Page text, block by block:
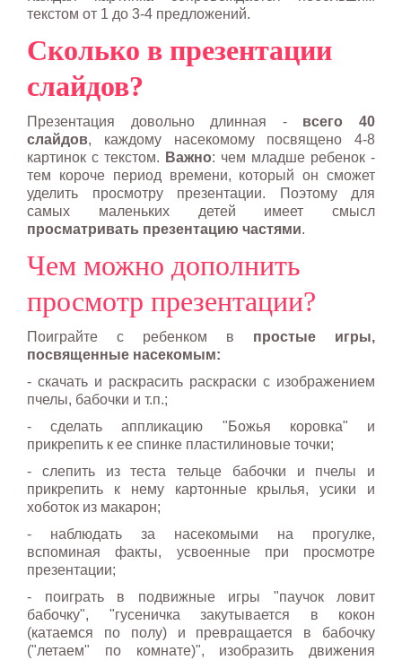
текстом от 1 до 3-4 предложений.
Сколько в презентации
слайдов?
Презентация довольно длинная - всего 40
слайдов, каждому насекомому посвящено 4-8
картинок с текстом. Важно: чем младше ребенок -
тем короче период времени, который он сможет
уделить просмотру презентации. Поэтому для
самых маленьких детей имеет смысл
просматривать презентацию частями.
Чем можно дополнить
просмотр презентации?
Поиграйте с ребенком в простые игры,
посвященные насекомым:
- скачать и раскрасить раскраски с изображением
пчелы, бабочки и т.п.;
- сделать аппликацию "Божья коровка" и
прикрепить к ее спинке пластилиновые точки;
- слепить из теста тельце бабочки и пчелы и
прикрепить к нему картонные крылья, усики и
хоботок из макарон;
- наблюдать за насекомыми на прогулке,
вспоминая факты, усвоенные при просмотре
презентации;
- поиграть в подвижные игры "паучок ловит
бабочку", "гусеничка закутывается в кокон
(катаемся по полу) и превращается в бабочку
("летаем" по комнате)", изобразить движения